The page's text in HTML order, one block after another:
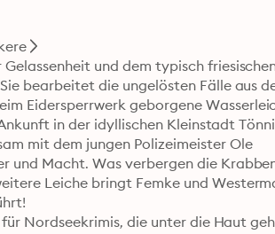
und dem typisch
bearbeitet die ungelösten Fälle aus
Eidersperrwerk geborgene
in der idyllischen Kleinstadt
mit dem jungen Polizeimeister Ole
und Macht. Was verbergen die
Leiche bringt Femke und
Nordseekrimis, die unter die Haut